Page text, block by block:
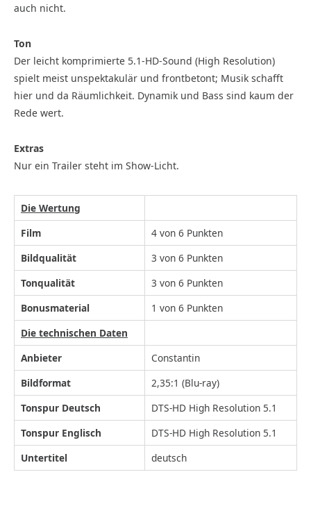
auch nicht.
Ton
Der leicht komprimierte 5.1-HD-Sound (High Resolution)
spielt meist unspektakulär und frontbetont; Musik schafft
hier und da Räumlichkeit. Dynamik und Bass sind kaum der
Rede wert.
Extras
Nur ein Trailer steht im Show-Licht.
Die Wertung
Film
4 von 6 Punkten
Bildqualität
3 von 6 Punkten
Tonqualität
3 von 6 Punkten
Bonusmaterial
1 von 6 Punkten
Die technischen Daten
Anbieter
Constantin
Bildformat
2,35:1 (Blu-ray)
Tonspur Deutsch
DTS-HD High Resolution 5.1
Tonspur Englisch
DTS-HD High Resolution 5.1
Untertitel
deutsch